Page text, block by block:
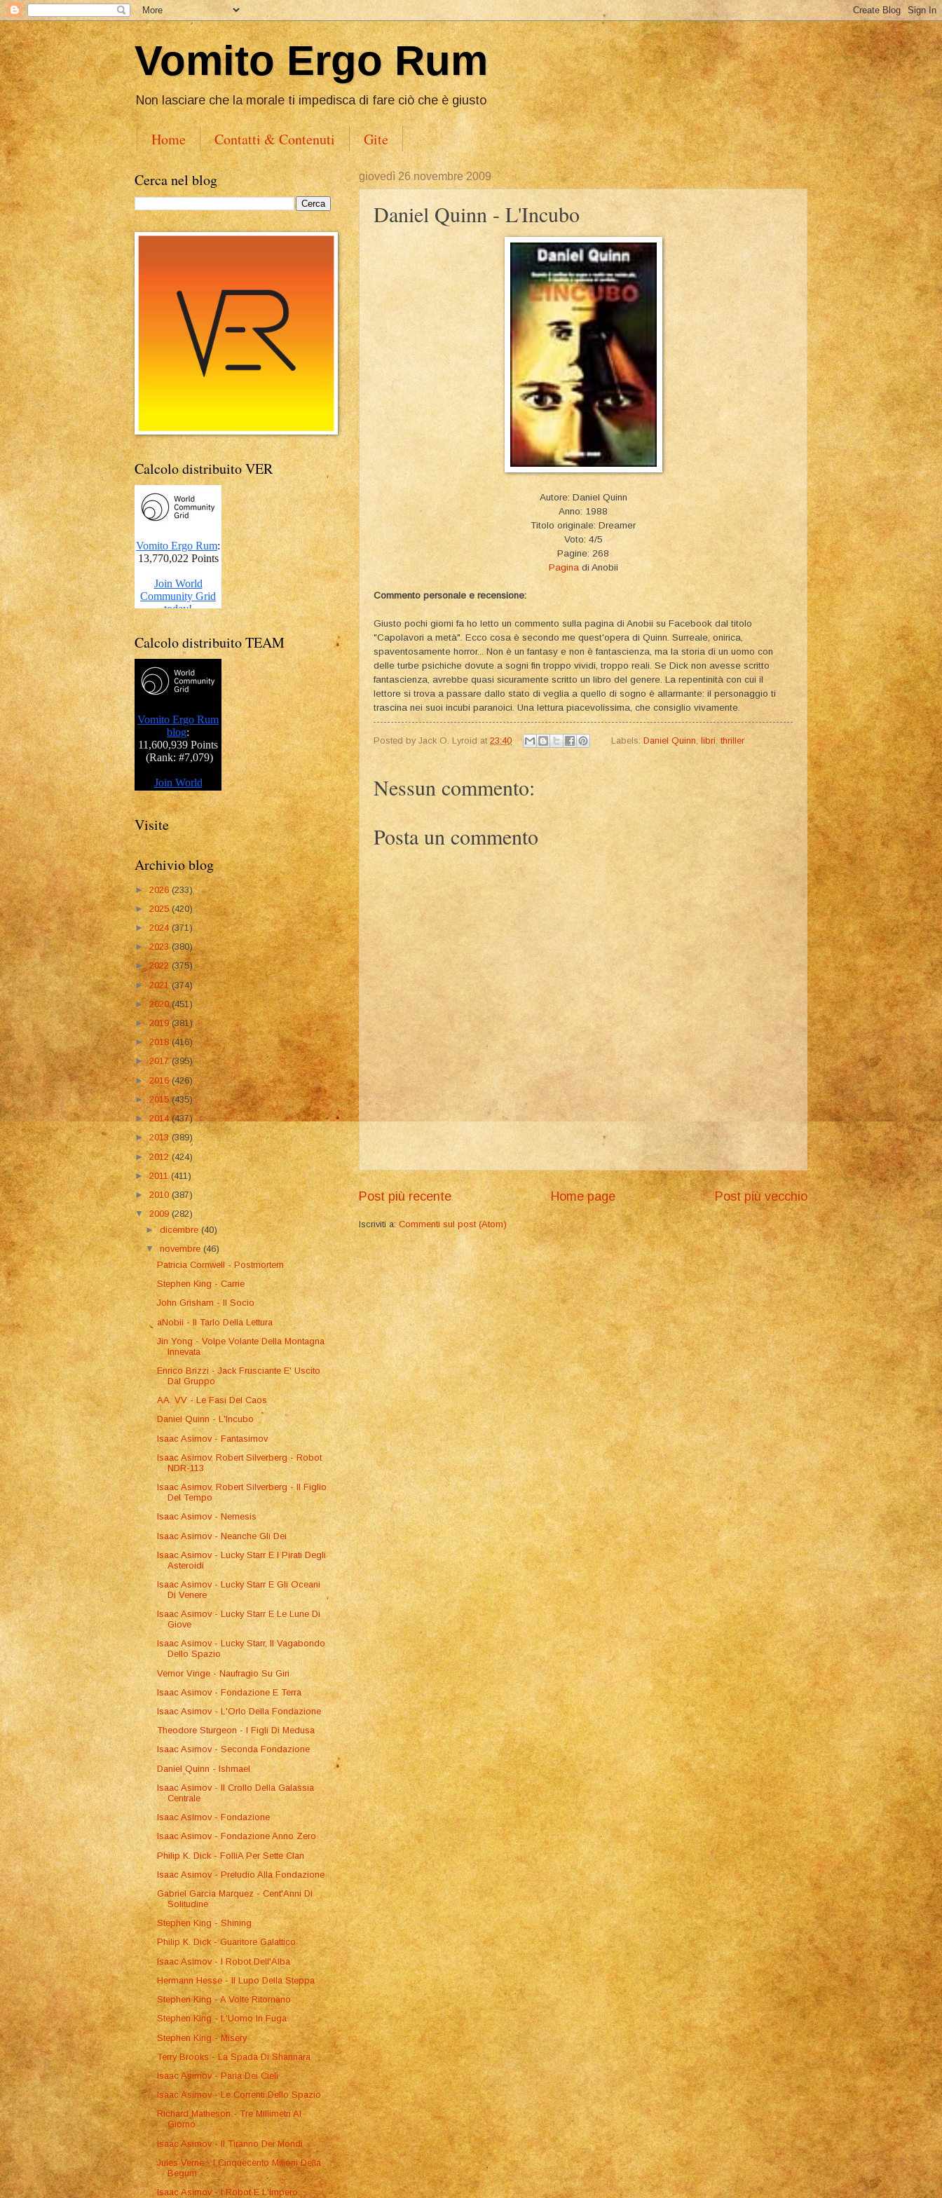
Vomito Ergo Rum
Non lasciare che la morale ti impedisca di fare ciò che è giusto
Home Contatti & Contenuti Gite
giovedì 26 novembre 2009
Daniel Quinn - L'Incubo
Autore: Daniel Quinn
Anno: 1988
Titolo originale: Dreamer
Voto: 4/5
Pagine: 268
Pagina di Anobii
Commento personale e recensione:
Giusto pochi giorni fa ho letto un commento sulla pagina di Anobii su Facebook dal titolo
"Capolavori a metà". Ecco cosa è secondo me quest'opera di Quinn. Surreale, onirica,
spaventosamente horror... Non è un fantasy e non è fantascienza, ma la storia di un uomo con
delle turbe psichiche dovute a sogni fin troppo vividi, troppo reali. Se Dick non avesse scritto
fantascienza, avrebbe quasi sicuramente scritto un libro del genere. La repentinità con cui il
lettore si trova a passare dallo stato di veglia a quello di sogno è allarmante: il personaggio ti
trascina nei suoi incubi paranoici. Una lettura piacevolissima, che consiglio vivamente.
Posted by Jack O. Lyroid at 23:40 Labels: Daniel Quinn libri thriller
Nessun commento:
Posta un commento
Post più recente Post più vecchio
Home page
Iscriviti a:Commenti sul post (Atom)
Cerca nel blog
Calcolo distribuito VER
Calcolo distribuito TEAM
Visite
Archivio blog
► 2026(233)
►2025(420)
►2024 (371)
►2023(380)
►2022 (375)
►2021(374)
►2020(451)
►2019(381)
►2018(416)
►2017(395)
►2016(426)
►2015(435)
►2014(437)
►2013(389)
►2012(424)
►2011(411)
►2010(387)
▼2009 (282)
►dicembre(40)
▼novembre(46)
Patricia Cornwell - Postmortem
Stephen King - Carrie
John Grisham - Il Socio
aNobii - Il Tarlo Della Lettura
Jin Yong - Volpe Volante Della Montagna
Innevata
Enrico Brizzi - Jack Frusciante E' Uscito
Dal Gruppo
AA. VV - Le Fasi Del Caos
Daniel Quinn - L'Incubo
Isaac Asimov - Fantasimov
Isaac Asimov, Robert Silverberg - Robot
NDR-113
Isaac Asimov, Robert Silverberg - Il Figlio
Del Tempo
Isaac Asimov - Nemesis
Isaac Asimov - Neanche Gli Dei
Isaac Asimov - Lucky Starr E I Pirati Degli
Asteroidi
Isaac Asimov - Lucky Starr E Gli Oceani
Di Venere
Isaac Asimov - Lucky Starr E Le Lune Di
Giove
Isaac Asimov - Lucky Starr, Il Vagabondo
Dello Spazio
Vernor Vinge - Naufragio Su Giri
Isaac Asimov - Fondazione E Terra
Isaac Asimov - L'Orlo Della Fondazione
Theodore Sturgeon - I Figli Di Medusa
Isaac Asimov - Seconda Fondazione
Daniel Quinn - Ishmael
Isaac Asimov - Il Crollo Della Galassia
Centrale
Isaac Asimov - Fondazione
Isaac Asimov - Fondazione Anno Zero
Philip K. Dick - FolliA Per Sette Clan
Isaac Asimov - Preludio Alla Fondazione
Gabriel Garcia Marquez - Cent'Anni Di
Solitudine
Stephen King - Shining
Philip K. Dick - Guaritore Galattico
Isaac Asimov - I Robot Dell'Alba
Hermann Hesse - Il Lupo Della Steppa
Stephen King - A Volte Ritornano
Stephen King - L'Uomo In Fuga
Stephen King - Misery
Terry Brooks - La Spada Di Shannara
Isaac Asimov - Paria Dei Cieli
Isaac Asimov - Le Correnti Dello Spazio
Richard Matheson - Tre Millimetri Al
Giorno
Isaac Asimov - Il Tiranno Dei Mondi
Jules Verne - I Cinquecento Milioni Della
Begum - ...
Isaac Asimov - I Robot E L'Impero